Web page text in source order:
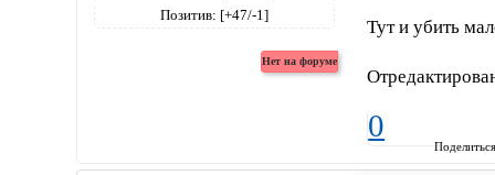
Позитив: [+47/-1]
Тут и убить
0